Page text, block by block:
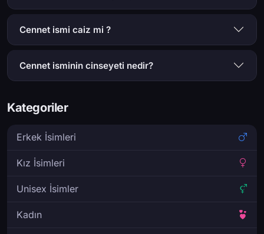
Cennet ismi caiz mi ?
Cennet isminin cinseyeti nedir?
Kategoriler
Erkek İsimleri
Kız İsimleri
Unisex İsimler
Kadın